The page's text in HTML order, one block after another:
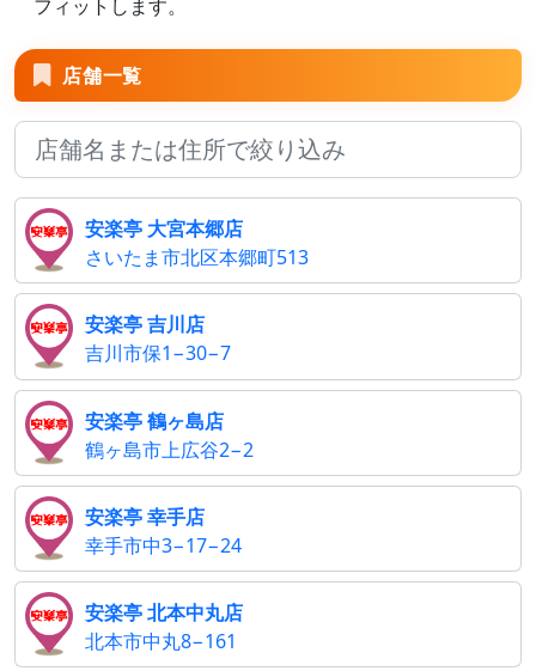
フィットします。
店舗一覧
安楽亭 大宮本郷店
さいたま市北区本郷町513
安楽亭 吉川店
吉川市保1−30−7
安楽亭 鶴ヶ島店
鶴ヶ島市上広谷2−2
安楽亭 幸手店
幸手市中3−17−24
安楽亭 北本中丸店
北本市中丸8−161